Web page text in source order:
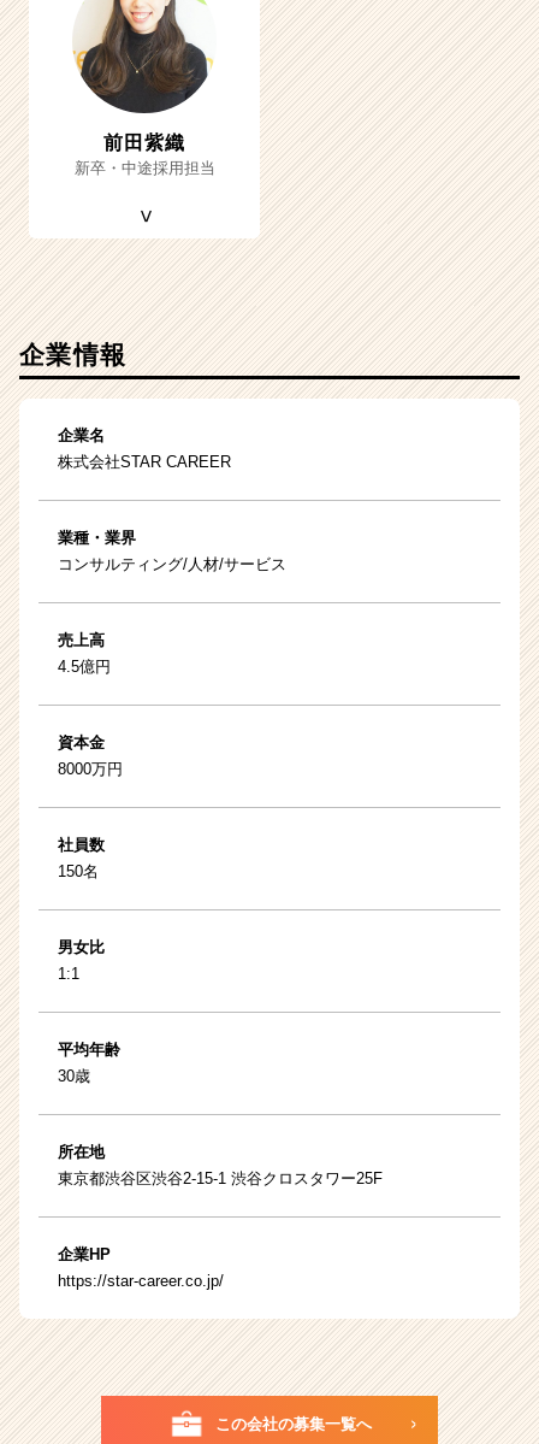
前田紫織
新卒・中途採用担当
企業情報
企業名
株式会社STAR CAREER
業種・業界
コンサルティング/人材/サービス
売上高
4.5億円
資本金
8000万円
社員数
150名
男女比
1:1
平均年齢
30歳
所在地
東京都渋谷区渋谷2-15-1 渋谷クロスタワー25F
企業HP
https://star-career.co.jp/
この会社の募集一覧へ